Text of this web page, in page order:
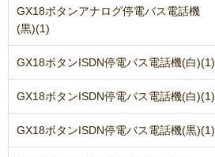
GX18ボタンアナログ停電バス電話機
(黒)(1)
GX18ボタンISDN停電バス電話機(白)(1)
GX18ボタンISDN停電バス電話機(白)(1)
GX18ボタンISDN停電バス電話機(黒)(1)